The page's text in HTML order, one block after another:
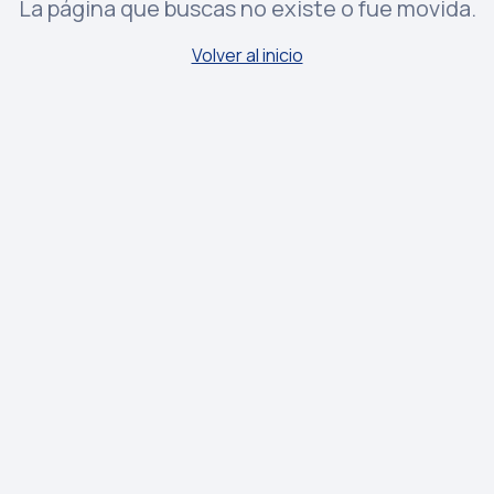
La página que buscas no existe o fue movida.
Volver al inicio